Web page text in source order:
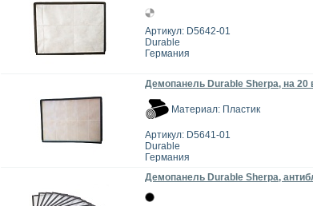
Артикул: D5642-01
Durable
Германия
Демопанель Durable Sherpa, на 20
Материал: Пластик
Артикул: D5641-01
Durable
Германия
Демопанель Durable Sherpa,